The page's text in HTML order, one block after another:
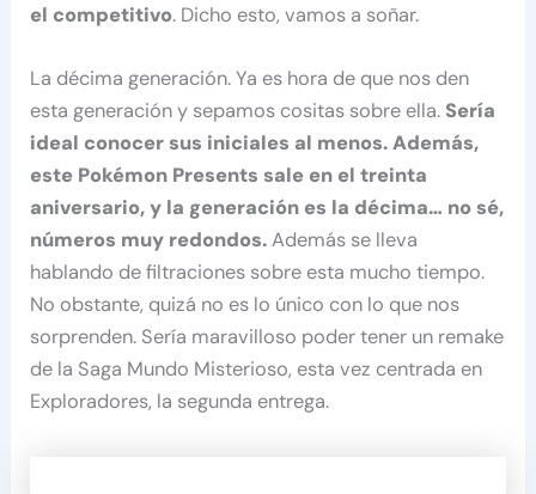
el competitivo. Dicho esto, vamos a soñar.
La décima generación. Ya es hora de que nos den
esta generación y sepamos cositas sobre ella. Sería
ideal conocer sus iniciales al menos. Además,
este Pokémon Presents sale en el treinta
aniversario, y la generación es la décima… no sé,
números muy redondos.Además se lleva
hablando de filtraciones sobre esta mucho tiempo.
No obstante, quizá no es lo único con lo que nos
sorprenden. Sería maravilloso poder tener un remake
de la Saga Mundo Misterioso, esta vez centrada en
Exploradores, la segunda entrega.